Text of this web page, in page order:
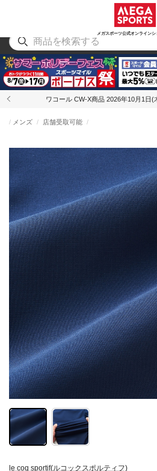
メガスポーツ公式オンラインシ
アウトドア
ワコール CW-X商品 2026年10月1日(
le coq sportif(ルコックスポルティフ)
メンズ 店舗受取可能